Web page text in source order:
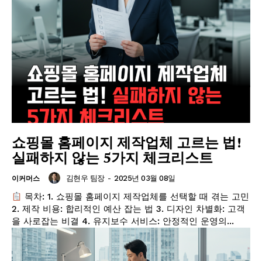
쇼핑몰 홈페이지 제작업체 고르는 법!
실패하지 않는 5가지 체크리스트
이커머스 김현우 팀장 - 2025년 03월 08일
목차: 1. 쇼핑몰 홈페이지 제작업체를 선택할 때 겪는 고민
2. 제작 비용: 합리적인 예산 잡는 법 3. 디자인 차별화: 고객
을 사로잡는 비결 4. 유지보수 서비스: 안정적인 운영의...